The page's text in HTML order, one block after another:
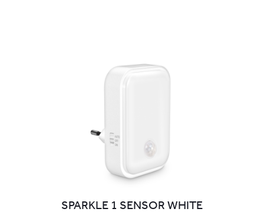
SPARKLE 1 SENSOR WHITE